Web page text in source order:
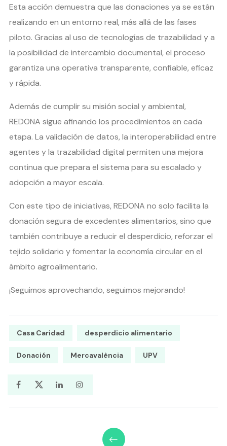
Esta acción demuestra que las donaciones ya se están
realizando en un entorno real, más allá de las fases
piloto. Gracias al uso de tecnologías de trazabilidad y a
la posibilidad de intercambio documental, el proceso
garantiza una operativa transparente, confiable, eficaz
y rápida.
Además de cumplir su misión social y ambiental,
REDONA sigue afinando los procedimientos en cada
etapa. La validación de datos, la interoperabilidad entre
agentes y la trazabilidad digital permiten una mejora
continua que prepara el sistema para su escalado y
adopción a mayor escala.
Con este tipo de iniciativas, REDONA no solo facilita la
donación segura de excedentes alimentarios, sino que
también contribuye a reducir el desperdicio, reforzar el
tejido solidario y fomentar la economía circular en el
ámbito agroalimentario.
¡Seguimos aprovechando, seguimos mejorando!
Casa Caridad desperdicio alimentario
Donación Mercavalència UPV